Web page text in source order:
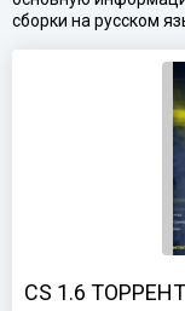
сборки на русском
CS 1.6 ТОРРЕНТ